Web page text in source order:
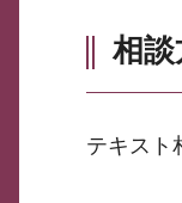
相
テキスト